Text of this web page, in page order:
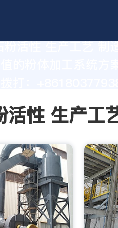
的粉体加工系统方
活性 生产工